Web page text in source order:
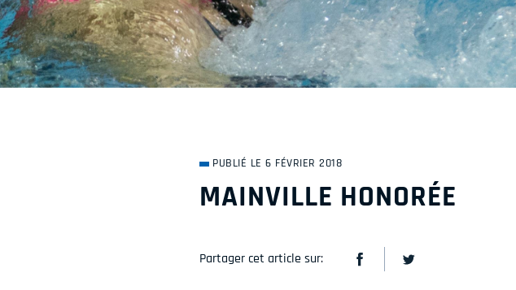
PUBLIÉ LE 6 FÉVRIER 2018
MAINVILLE HONORÉE
Partager cet article sur: